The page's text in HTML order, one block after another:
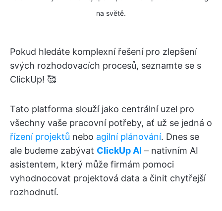
na světě.
Pokud hledáte komplexní řešení pro zlepšení
svých rozhodovacích procesů, seznamte se s
ClickUp! 🥰
Tato platforma slouží jako centrální uzel pro
všechny vaše pracovní potřeby, ať už se jedná o
řízení projektů nebo agilní plánování. Dnes se
ale budeme zabývat ClickUp AI – nativním AI
asistentem, který může firmám pomoci
vyhodnocovat projektová data a činit chytřejší
rozhodnutí.